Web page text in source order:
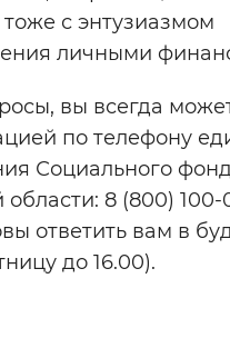
тоже с энтузиазмом
личными
вы всегда
по телефону
Социального
8 (800) 100-
ответить вам в
до 16.00).